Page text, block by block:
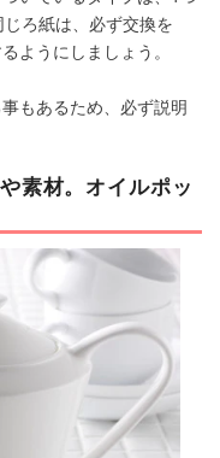
ろ紙は、必ず交換を
ようにしましょう。
もあるため、必ず説明
素材。オイルポッ